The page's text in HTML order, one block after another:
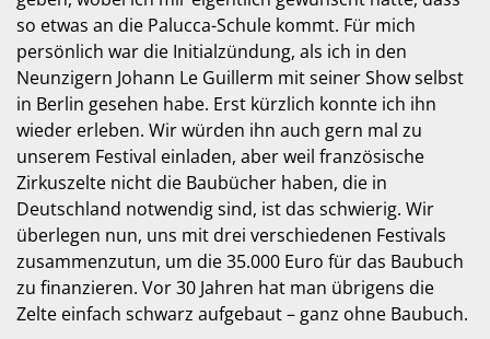
so etwas an die Palucca-Schule kommt. Für mich
persönlich war die Initialzündung, als ich in den
Neunzigern Johann Le Guillerm mit seiner Show selbst
in Berlin gesehen habe. Erst kürzlich konnte ich ihn
wieder erleben. Wir würden ihn auch gern mal zu
unserem Festival einladen, aber weil französische
Zirkuszelte nicht die Baubücher haben, die in
Deutschland notwendig sind, ist das schwierig. Wir
überlegen nun, uns mit drei verschiedenen Festivals
zusammenzutun, um die 35.000 Euro für das Baubuch
zu finanzieren. Vor 30 Jahren hat man übrigens die
Zelte einfach schwarz aufgebaut – ganz ohne Baubuch.